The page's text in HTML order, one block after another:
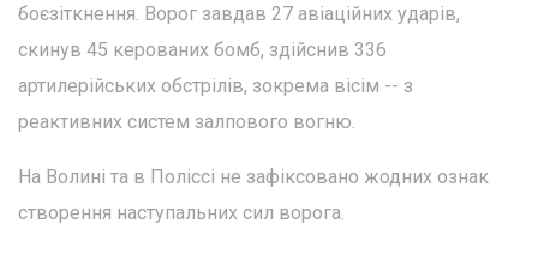
боєзіткнення. Ворог завдав 27 авіаційних ударів,
скинув 45 керованих бомб, здійснив 336
артилерійських обстрілів, зокрема вісім -- з
реактивних систем залпового вогню.
На Волині та в Поліссі не зафіксовано жодних ознак
створення наступальних сил ворога.